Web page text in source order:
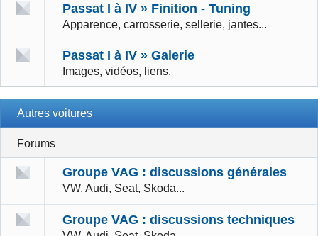
Passat I à IV » Finition - Tuning
Apparence, carrosserie, sellerie, jantes...
Passat I à IV » Galerie
Images, vidéos, liens.
Autres voitures
Forums
Groupe VAG : discussions générales
VW, Audi, Seat, Skoda...
Groupe VAG : discussions techniques